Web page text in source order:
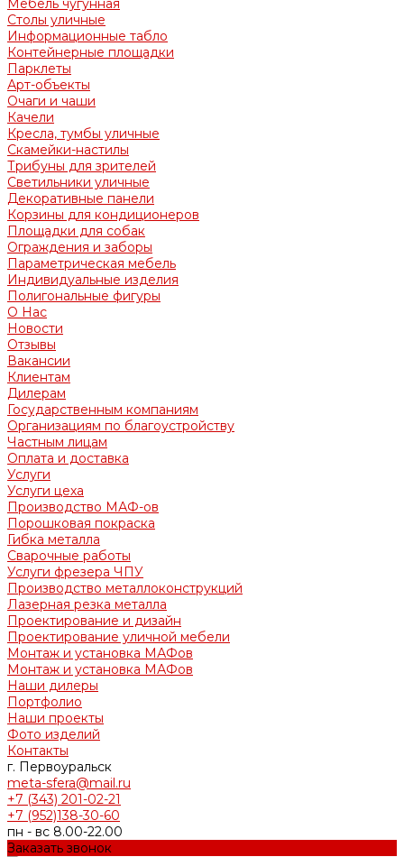
Мебель чугунная
Столы уличные
Информационные табло
Контейнерные площадки
Парклеты
Арт-объекты
Очаги и чаши
Качели
Кресла, тумбы уличные
Скамейки-настилы
Трибуны для зрителей
Светильники уличные
Декоративные панели
Корзины для кондиционеров
Площадки для собак
Ограждения и заборы
Параметрическая мебель
Индивидуальные изделия
Полигональные фигуры
О Нас
Новости
Отзывы
Вакансии
Клиентам
Дилерам
Государственным компаниям
Организациям по благоустройству
Частным лицам
Оплата и доставка
Услуги
Услуги цеха
Производство МАФ-ов
Порошковая покраска
Гибка металла
Сварочные работы
Услуги фрезера ЧПУ
Производство металлоконструкций
Лазерная резка металла
Проектирование и дизайн
Проектирование уличной мебели
Монтаж и установка МАФов
Монтаж и установка МАФов
Наши дилеры
Портфолио
Наши проекты
Фото изделий
Контакты
г. Первоуральск
meta-sfera@mail.ru
+7 (343) 201-02-21
+7 (952)138-30-60
пн - вс 8.00-22.00
Заказать звонок